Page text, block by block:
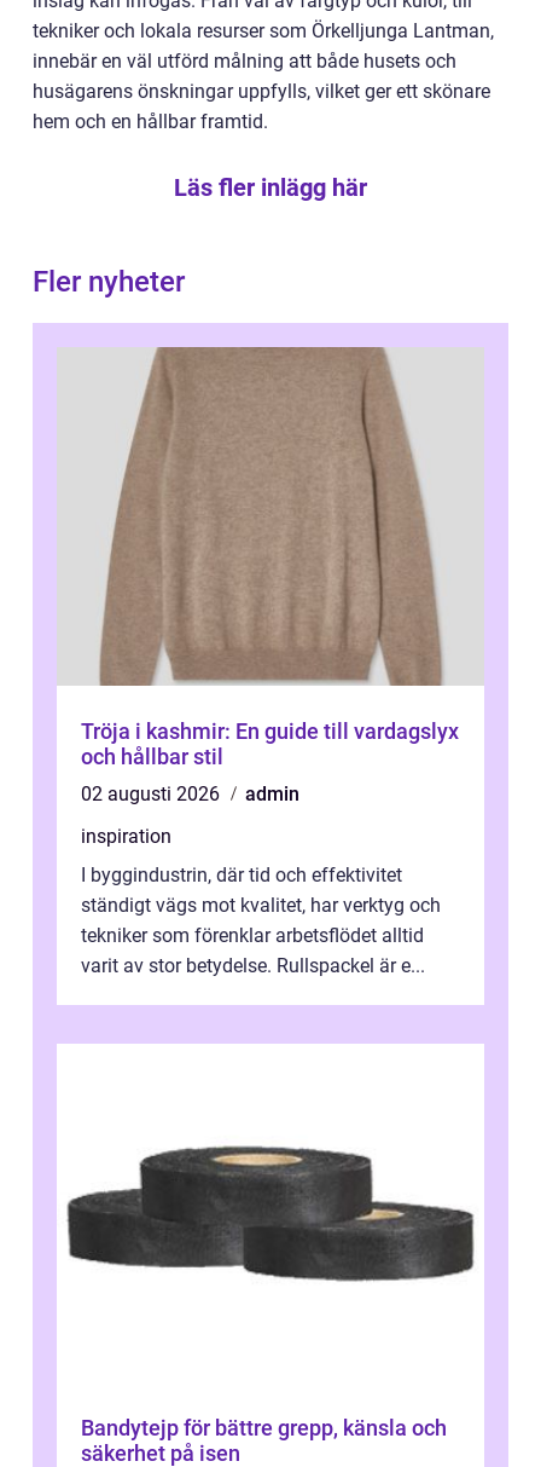
tekniker och lokala resurser som Örkelljunga Lantman,
innebär en väl utförd målning att både husets och
husägarens önskningar uppfylls, vilket ger ett skönare
hem och en hållbar framtid.
Läs fler inlägg här
Fler nyheter
Tröja i kashmir: En guide till vardagslyx
och hållbar stil
02 augusti 2026
admin
inspiration
I byggindustrin, där tid och effektivitet
ständigt vägs mot kvalitet, har verktyg och
tekniker som förenklar arbetsflödet alltid
varit av stor betydelse. Rullspackel är e...
Bandytejp för bättre grepp, känsla och
säkerhet på isen